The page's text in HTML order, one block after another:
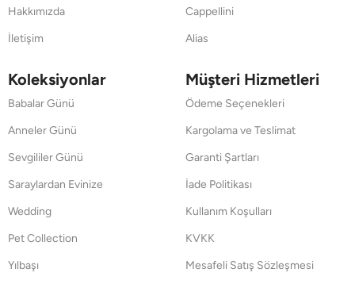
Hakkımızda
İletişim
Cappellini
Alias
Koleksiyonlar
Babalar Günü
Anneler Günü
Sevgililer Günü
Saraylardan Evinize
Wedding
Pet Collection
Yılbaşı
Müşteri Hizmetleri
Ödeme Seçenekleri
Kargolama ve Teslimat
Garanti Şartları
İade Politikası
Kullanım Koşulları
KVKK
Mesafeli Satış Sözleşmesi